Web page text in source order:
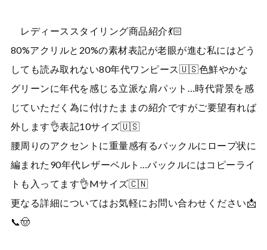
レディーススタイリング商品紹介💃🏻
80%アクリルと20%の素材表記が老眼が進む私にはどう
しても読み取れない80年代ワンピース🇺🇸色鮮やかな
グリーンに年代を感じる立派な肩パット…時代背景を感
じていただく為に付けたままの紹介ですがご要望有れば
外します👌表記10サイズ🇺🇸
腰周りのアクセントに重量感有るバックルにロープ状に
編まれた90年代レザーベルト…バックルにはコピーライ
トも入ってます👌Mサイズ🇨🇳
更なる詳細についてはお気軽にお問い合わせください📩
📞🤠